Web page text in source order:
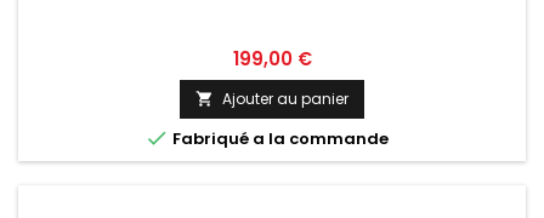
Prix
199,00 €
 Ajouter au panier
 Fabriqué a la commande